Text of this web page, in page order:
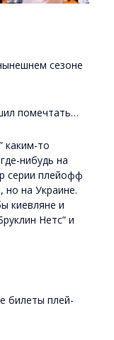
сезоне
помечтать…
каким-то
нибудь на
серии плейофф
но на Украине.
киевляне и
Нетс” и
билеты плей-